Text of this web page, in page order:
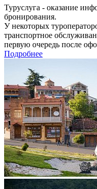
Туруслуга - оказание
бронирования.
У некоторых
транспортное
первую очередь после
Подробнее